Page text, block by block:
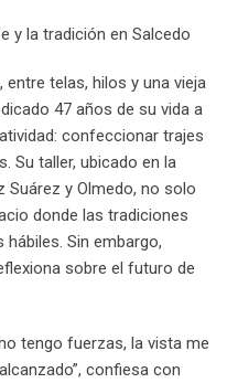
y la tradición en Salcedo
entre telas, hilos y una vieja
47 años de su vida a
confeccionar trajes
Su taller, ubicado en la
Suárez y Olmedo, no solo
donde las tradiciones
Sin embargo,
sobre el futuro de
tengo fuerzas, la vista me
confiesa con